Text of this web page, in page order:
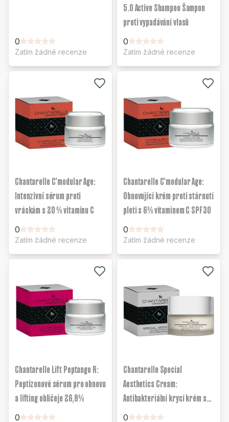
0
Zatím žádné recenze
5.0 Active Shampoo Šampon
proti vypadávání vlasů
0
Zatím žádné recenze
Chantarelle C'modular Age:
Intenzivní sérum proti
vráskám s 20 % vitaminu C
0
Zatím žádné recenze
Chantarelle C'modular Age:
Obnovující krém proti stárnutí
pleti s 6% vitaminem C SPF30
0
Zatím žádné recenze
Chantarelle Lift Peptango R:
Peptizonové sérum pro obnovu
a lifting obličeje 26,8%
0
Chantarelle Special
Aesthetics Cream:
Antibakteriální krycí krém se
stříbrem SPF50
0